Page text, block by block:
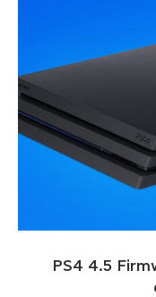
PS4 4.5